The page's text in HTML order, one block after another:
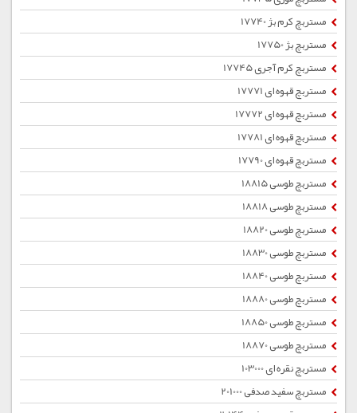
مستربچ کرم بژ 17740
مستربچ بژ 17750
مستربچ کرم آجری 17745
مستربچ قهوه ای 17771
مستربچ قهوه ای 17772
مستربچ قهوه ای 17781
مستربچ قهوه ای 17790
مستربچ طوسی 18815
مستربچ طوسی 18818
مستربچ طوسی 18820
مستربچ طوسی 18830
مستربچ طوسی 18840
مستربچ طوسی 18880
مستربچ طوسی 18850
مستربچ طوسی 18870
مستربچ نقره ای 103000
مستربچ سفید صدفی 201000